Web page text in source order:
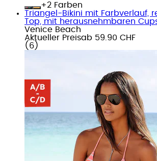
+
Farben
Triangel-Bikini mit Farbverlauf,
Top, mit herausnehmbaren
Venice Beach
Aktueller Preisab 59.90 CHF
( 6 )